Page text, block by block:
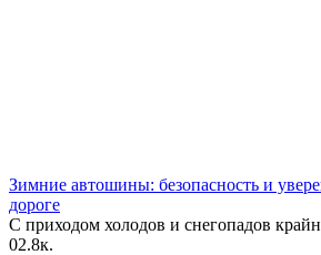
Зимние автошины: безопасность и
дороге
С приходом холодов и снегопадов
02.8к.